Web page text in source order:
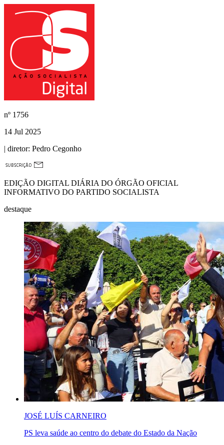
nº 1756
14 Jul 2025
| diretor: Pedro Cegonho
EDIÇÃO DIGITAL DIÁRIA DO ÓRGÃO OFICIAL
INFORMATIVO DO PARTIDO SOCIALISTA
destaque
JOSÉ LUÍS CARNEIRO
PS leva saúde ao centro do debate do Estado da Nação